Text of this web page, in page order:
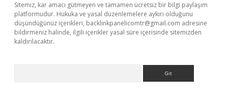
Sitemiz, kar amacı gütmeyen ve tamamen ücretsiz bir bilgi paylaşım
platformudur. Hukuka ve yasal düzenlemelere aykırı olduğunu
düşündüğünüz içerikleri, backlinkpanelicomtr@gmail.com adresine
bildirmeniz halinde, ilgili içerikler yasal süre içerisinde sitemizden
kaldırılacaktır.